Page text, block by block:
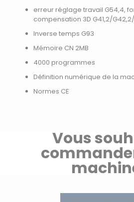
erreur réglage travail G54,4,
compensation 3D G41,2/G42,2/
Inverse temps G93
Mémoire CN 2MB
4000 programmes
Définition numérique de la
Normes CE
Vous